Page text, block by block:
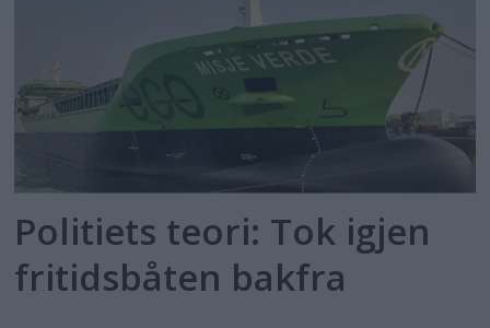
Politiets teori: Tok igjen
fritidsbåten bakfra